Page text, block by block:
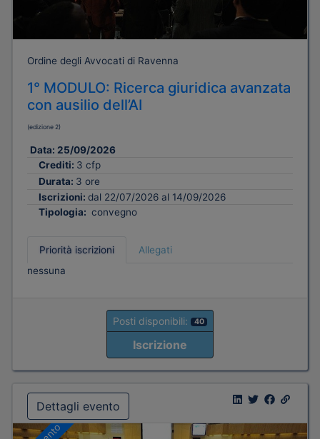
Ordine degli Avvocati di Ravenna
1° MODULO: Ricerca giuridica avanzata
con ausilio dell’AI
(edizione 2)
Data: 25/09/2026
Crediti: 3 cfp
Durata: 3 ore
Iscrizioni: dal 22/07/2026 al 14/09/2026
Tipologia: convegno
Priorità iscrizioni
Allegati
nessuna
Posti disponibili: 40
Iscrizione
Dettagli evento